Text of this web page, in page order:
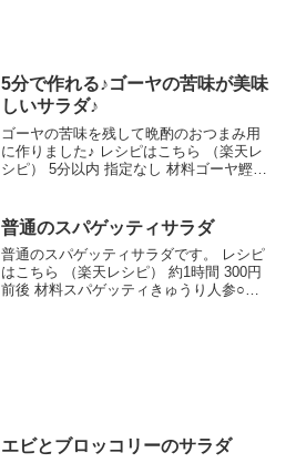
5分で作れる♪ゴーヤの苦味が美味
しいサラダ♪
ゴーヤの苦味を残して晩酌のおつまみ用
に作りました♪ レシピはこちら （楽天レ
シピ） 5分以内 指定なし 材料ゴーヤ鰹節
普通のスパゲッティサラダ
普通のスパゲッティサラダです。 レシピ
はこちら （楽天レシピ） 約1時間 300円
前後 材料スパゲッティきゅうり人参○塩
エビとブロッコリーのサラダ